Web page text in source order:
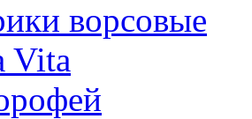
ворсовые
Vita